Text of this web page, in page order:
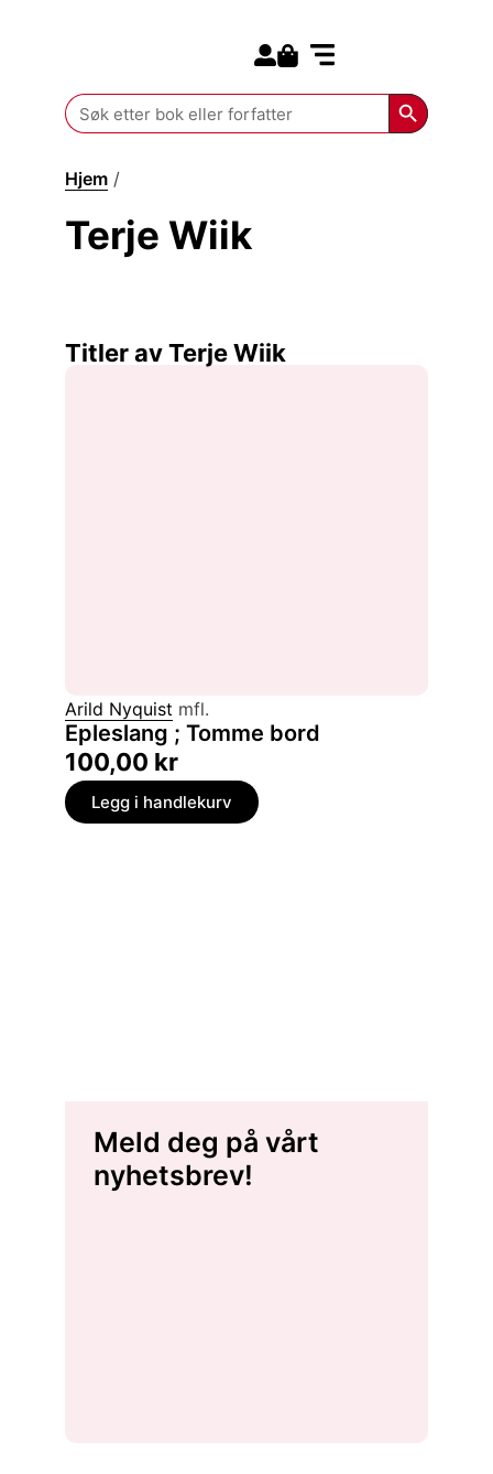
Search
for:
Search
Hjem /
Terje Wiik
Titler av Terje Wiik
Arild Nyquist mfl.
Epleslang ; Tomme bord
100,00 kr
Legg i handlekurv
Meld deg på vårt
nyhetsbrev!